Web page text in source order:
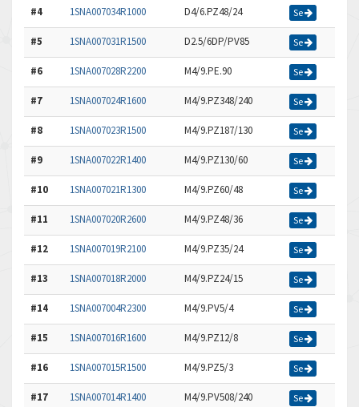
#4 1SNA007034R1000 D4/6.PZ48/24 Se
#5 1SNA007031R1500 D2.5/6DP/PV85 Se
#6 1SNA007028R2200 M4/9.PE.90 Se
#7 1SNA007024R1600 M4/9.PZ348/240 Se
#8 1SNA007023R1500 M4/9.PZ187/130 Se
#9 1SNA007022R1400 M4/9.PZ130/60 Se
#10 1SNA007021R1300 M4/9.PZ60/48 Se
#11 1SNA007020R2600 M4/9.PZ48/36 Se
#12 1SNA007019R2100 M4/9.PZ35/24 Se
#13 1SNA007018R2000 M4/9.PZ24/15 Se
#14 1SNA007004R2300 M4/9.PV5/4 Se
#15 1SNA007016R1600 M4/9.PZ12/8 Se
#16 1SNA007015R1500 M4/9.PZ5/3 Se
#17 1SNA007014R1400 M4/9.PV508/240 Se